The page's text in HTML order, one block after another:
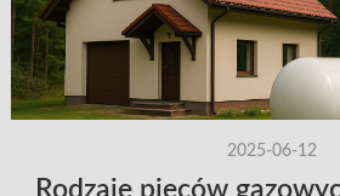
2025-06-12
Rodzaje pieców